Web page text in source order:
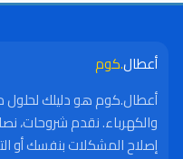
أعطال.كوم
أعطال.كوم هو دليلك لحلول
والكهرباء. نقدم شروحات،
إصلاح المشكلات بنفسك أو